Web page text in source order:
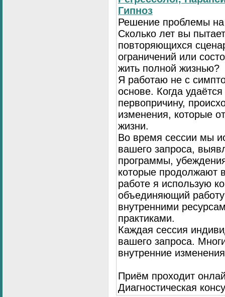
Гипноз
Решение проблемы на
Сколько лет вы
повторяющихся
ограничений или
жить полной жизнью?
Я работаю не с
основе. Когда
первопричину,
изменения, которые
жизни.
Во время сессии мы
вашего запроса,
программы,
которые продолжают
работе я использую
объединяющий
внутренними
практиками.
Каждая сессия
вашего запроса.
внутренние
Приём проходит
Диагностическая